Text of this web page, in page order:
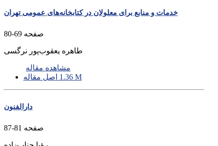
خدمات و منابع برای معلولان در کتابخانه‌های عمومی تهران
صفحه 69-80
طاهره یعقوب‌پور نرگسی
مشاهده مقاله
1.36 M
دارالفنون
صفحه 81-87